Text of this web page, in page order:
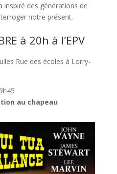
des générations de
notre présent.
à 20h à l’EPV
Rue des écoles à Lorry-
au chapeau